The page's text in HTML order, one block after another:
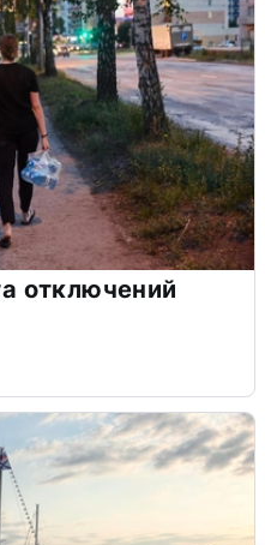
отключений